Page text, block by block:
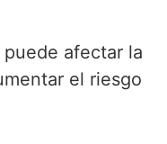
afectar la
el riesgo